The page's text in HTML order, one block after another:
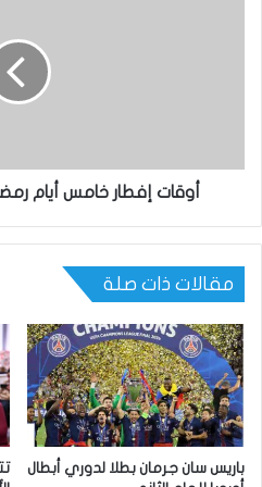
أوقات إفطار خامس أيام
مقالات ذات صلة
باريس سان جرمان بطلا لدوري أبطال